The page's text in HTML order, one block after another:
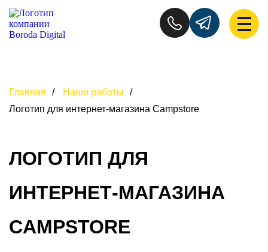
Главная / Наши работы
/
Логотип для интернет-магазина Campstore
ЛОГОТИП ДЛЯ
ИНТЕРНЕТ-МАГАЗИНА
CAMPSTORE